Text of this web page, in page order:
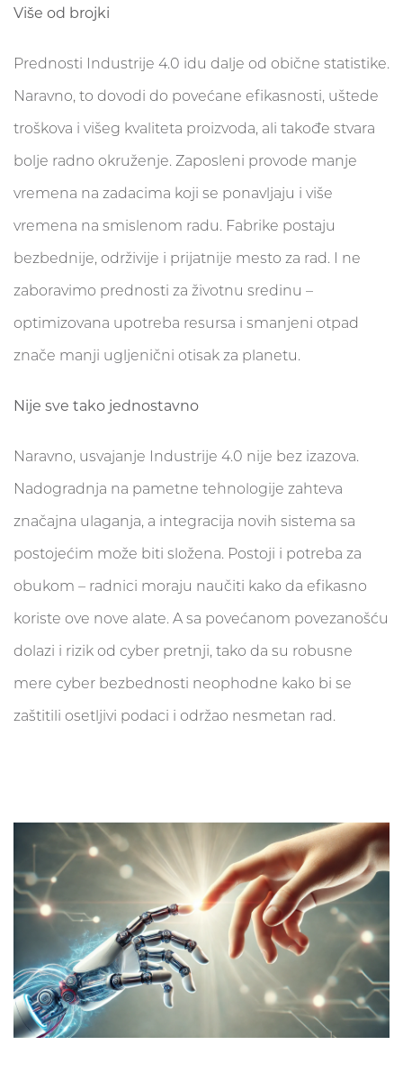
Više od brojki
Prednosti Industrije 4.0 idu dalje od obične statistike.
Naravno, to dovodi do povećane efikasnosti, uštede
troškova i višeg kvaliteta proizvoda, ali takođe stvara
bolje radno okruženje. Zaposleni provode manje
vremena na zadacima koji se ponavljaju i više
vremena na smislenom radu. Fabrike postaju
bezbednije, održivije i prijatnije mesto za rad. I ne
zaboravimo prednosti za životnu sredinu –
optimizovana upotreba resursa i smanjeni otpad
znače manji ugljenični otisak za planetu.
Nije sve tako jednostavno
Naravno, usvajanje Industrije 4.0 nije bez izazova.
Nadogradnja na pametne tehnologije zahteva
značajna ulaganja, a integracija novih sistema sa
postojećim može biti složena. Postoji i potreba za
obukom – radnici moraju naučiti kako da efikasno
koriste ove nove alate. A sa povećanom povezanošću
dolazi i rizik od cyber pretnji, tako da su robusne
mere cyber bezbednosti neophodne kako bi se
zaštitili osetljivi podaci i održao nesmetan rad.